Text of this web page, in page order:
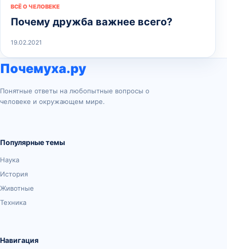
ВСЁ О ЧЕЛОВЕКЕ
Почему дружба важнее всего?
19.02.2021
Почемуха.ру
Понятные ответы на любопытные вопросы о
человеке и окружающем мире.
Популярные темы
Наука
История
Животные
Техника
Навигация